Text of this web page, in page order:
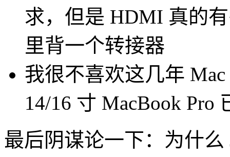
求，但是 HDMI 真的
里背一个转接器
我很不喜欢这几年
14/16 寸 MacBook Pro
最后阴谋论一下：为什么